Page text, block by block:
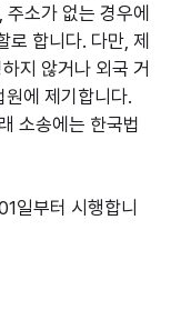
소가 없는 경우에
로 합니다. 다만, 제
지 않거나 외국 거
에 제기합니다.
소송에는 한국법
일부터 시행합니